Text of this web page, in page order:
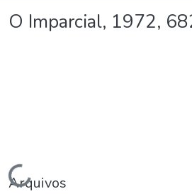
Digital
O Imparcial, 1972,
Carregando...
Arquivos